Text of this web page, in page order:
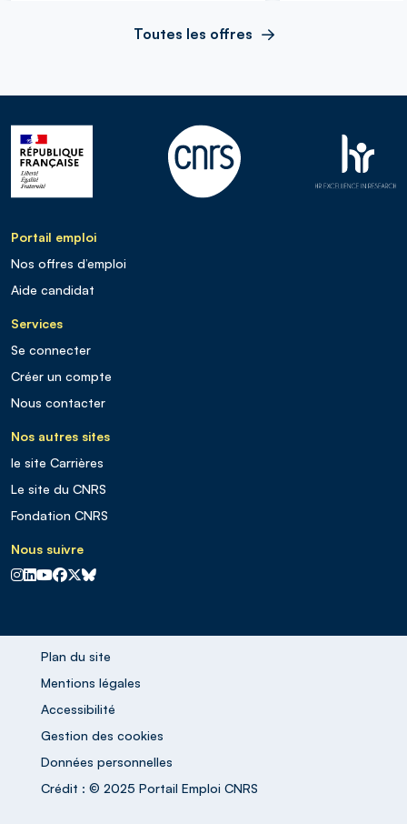
Toutes les offres
Portail emploi
Nos offres d’emploi
Aide candidat
Services
Se connecter
Créer un compte
Nous contacter
Nos autres sites
le site Carrières
Le site du CNRS
Fondation CNRS
Nous suivre
CNRS sur Instagram
CNRS sur Linkedin
CNRS sur Youtube
CNRS sur Facebook
CNRS sur X
CNRS sur Blus sky
Plan du site
Mentions légales
Accessibilité
Gestion des cookies
Données personnelles
Crédit : © 2025 Portail Emploi CNRS